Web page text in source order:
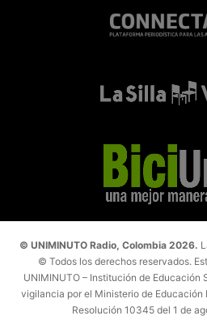
© UNIMINUTO Radio, Colombia 2026.
© Todos los derechos reservados.
UNIMINUTO – Institución de Educación
vigilancia por el Ministerio de Educación
Resolución 10345 del 1 de